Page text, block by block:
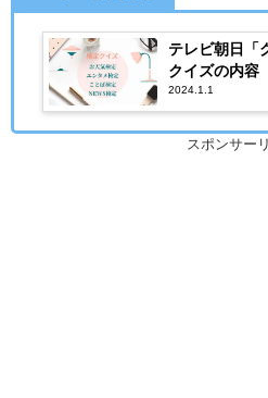
テレビ朝日「
クイズの内容
2024.1.1
スポンサー